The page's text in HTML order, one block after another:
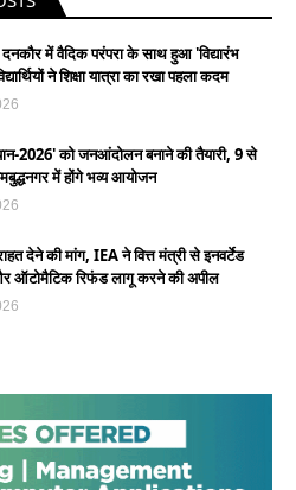
में वैदिक परंपरा के साथ हुआ 'विद्यारंभ
ने शिक्षा यात्रा का रखा पहला कदम
2026' को जनआंदोलन बनाने की तैयारी, 9 से
में होंगे भव्य आयोजन
देने की मांग, IEA ने वित्त मंत्री से इनवर्टेड
ऑटोमैटिक रिफंड लागू करने की अपील